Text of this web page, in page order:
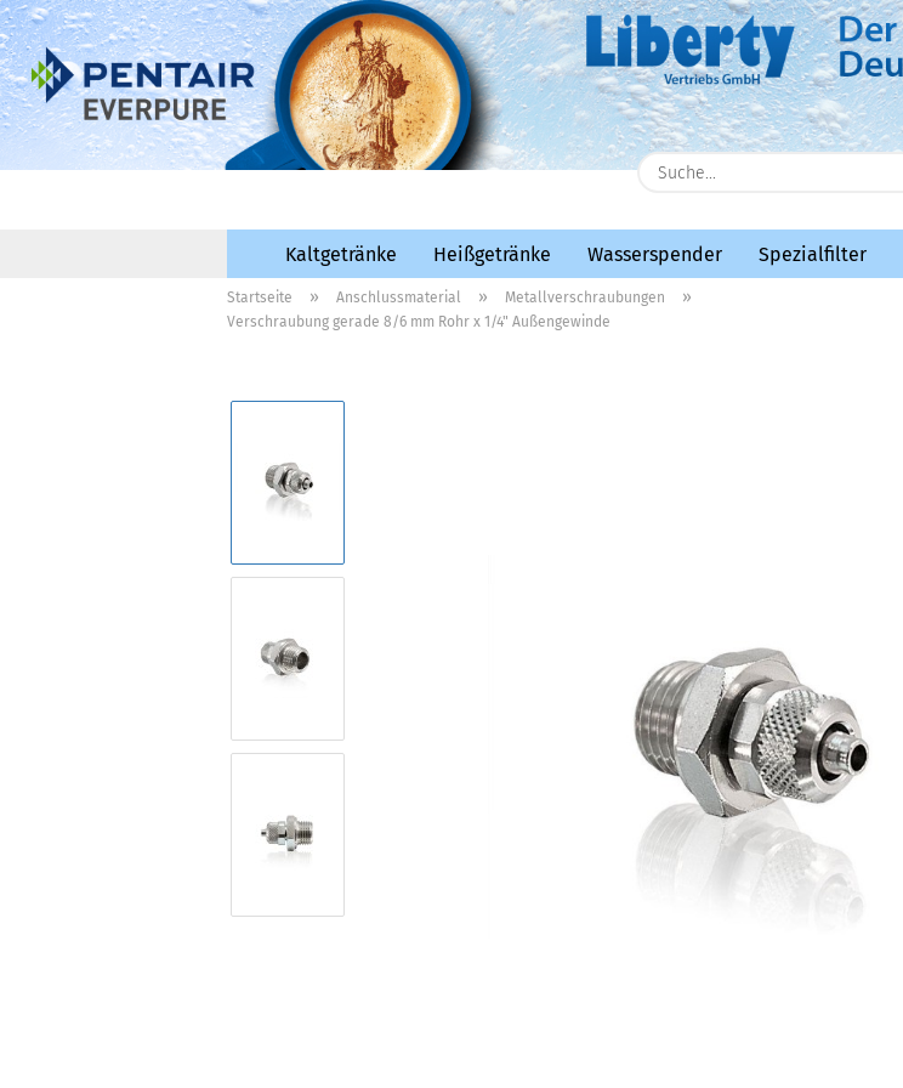
Kaltgetränke Heißgetränke Wasserspender Spezialfilter
Startseite » Anschlussmaterial » Metallverschraubungen »
Verschraubung gerade 8/6 mm Rohr x 1/4" Außengewinde